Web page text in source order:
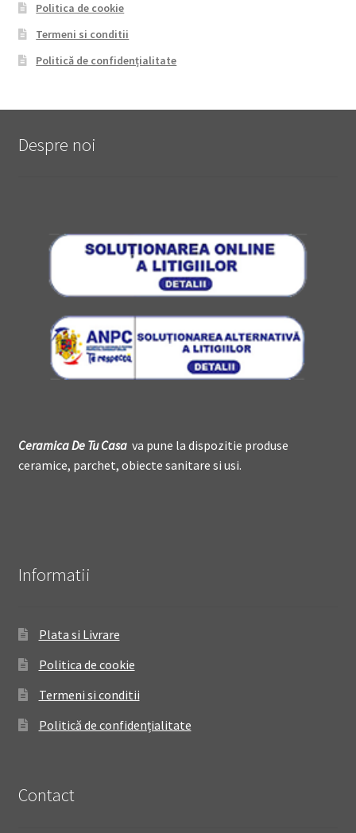
Politica de cookie
Termeni si conditii
Politică de confidențialitate
Despre noi
Ceramica DeTu Casava pune la dispozitie produse
ceramice, parchet, obiecte sanitare si usi.
Informatii
Plata si Livrare
Politica de cookie
Termeni si conditii
Politică de confidențialitate
Contact